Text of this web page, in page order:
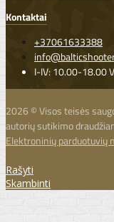
Kontaktai
+37061633388
I-IV: 10.00-18.00
2026 © Visos teisės
autorių sutikimo
Elektroninių parduotuvių
Rašyti
Skambinti